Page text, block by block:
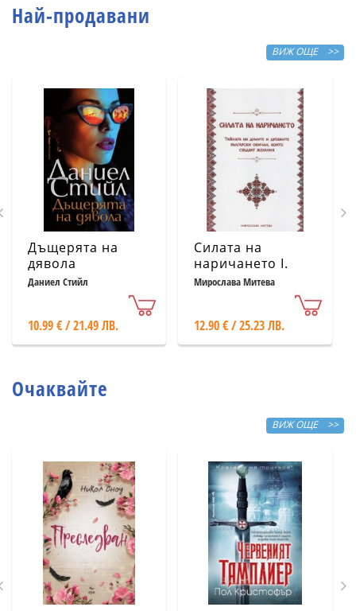
Най-продавани
ВИЖ ОЩЕ >>
Дъщерята на
дявола
Даниел Стийл
10.99 € / 21.49 ЛВ.
Силата на
наричането І.
Тайната на
български
обичаи, които
Мирослава Митева
12.90 € / 25.23 ЛВ.
Очаквайте
ВИЖ ОЩЕ >>